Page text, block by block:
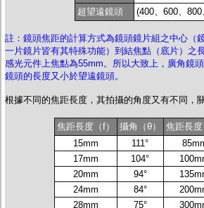
超望遠鏡頭
(400、600、
註：鏡頭焦距的計算方式為鏡頭鏡片組之中心（
一片鏡片皆有其特殊功能）到結焦點（底片）之
感光元件上焦點為55mm。所以大致上，廣角鏡
鏡頭的長度又小於望遠鏡頭。
根據不同的焦距長度，其拍攝的角度又有不同，
焦距長度（f） 攝角（θ） 焦距長度
15mm
111°
17mm
104°
20mm
94°
24mm
84°
28mm
75°